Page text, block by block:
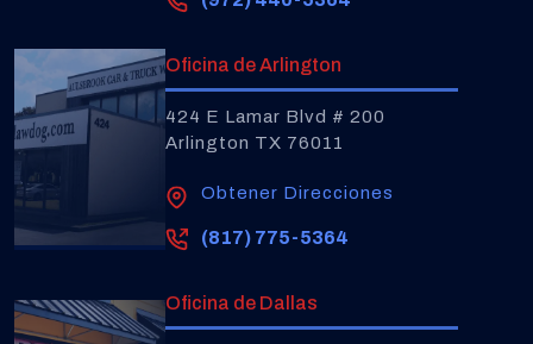
Oficina de Arlington
424 E Lamar Blvd # 200
Arlington TX 76011
Obtener Direcciones
(817) 775-5364
Oficina de Dallas